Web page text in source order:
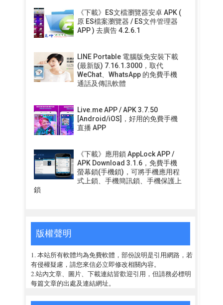
《下載》ES文檔瀏覽器安卓 APK (
原 ES檔案瀏覽器 / ES文件管理器
APP ) 去廣告 4.2.6.1
LINE Portable 電腦版免安裝下載
(最新版) 7.16.1.3000，取代
WeChat、WhatsApp 的免費手機
通話及傳訊軟體
Live.me APP / APK 3.7.50
[Android/iOS]，好用的免費手機
直播 APP
《下載》應用鎖 AppLock APP /
APK Download 3.1.6，免費手機
螢幕鎖(手機鎖)，可將手機應用程
式上鎖、手機簡訊鎖、手機保護上
鎖
版權聲明
1. 本站所有軟體均為免費軟體，部份說明是引用網路，若
有侵權疑慮，請您來信必立即修改相關內容。
2.站內文章、圖片、下載連結皆歡迎引用，但請務必標明
每篇文章的出處及連結網址。